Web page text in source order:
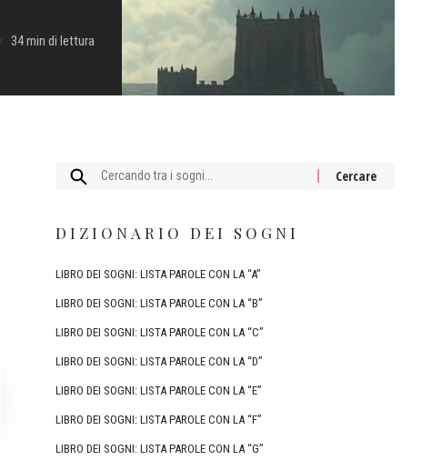
34 min di lettura
Cercare:
DIZIONARIO DEI SOGNI
LIBRO DEI SOGNI: LISTA PAROLE CON LA “A”
LIBRO DEI SOGNI: LISTA PAROLE CON LA “B”
LIBRO DEI SOGNI: LISTA PAROLE CON LA “C”
LIBRO DEI SOGNI: LISTA PAROLE CON LA “D”
LIBRO DEI SOGNI: LISTA PAROLE CON LA “E”
LIBRO DEI SOGNI: LISTA PAROLE CON LA “F”
LIBRO DEI SOGNI: LISTA PAROLE CON LA “G”